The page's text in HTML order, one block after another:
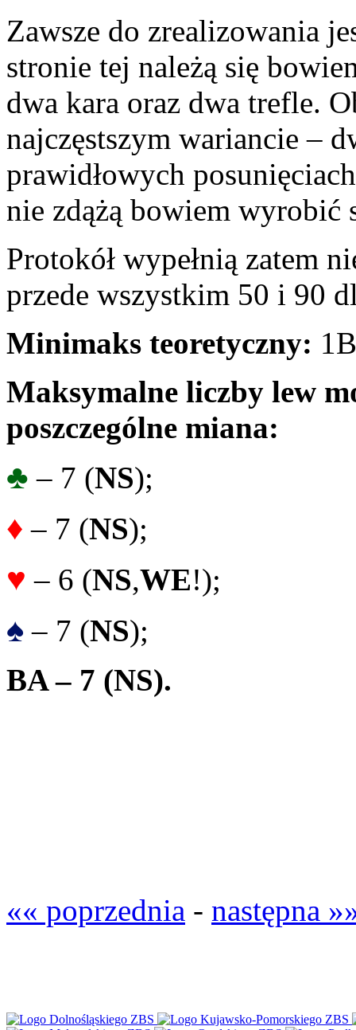
Zawsze do zrealizowania
stronie tej należą się
dwa kara oraz dwa trefle.
najczęstszym wariancie –
prawidłowych
nie zdążą bowiem
Protokół wypełnią zatem
przede wszystkim 50 i 90
Minimaks teoretyczny:
Maksymalne liczby lew
poszczególne miana:
♣ – 7 (NS);
♦ – 7 (NS);
♥ – 6 (NS,WE!);
♠ – 7 (NS);
BA – 7 (NS).
«« poprzednia - następna